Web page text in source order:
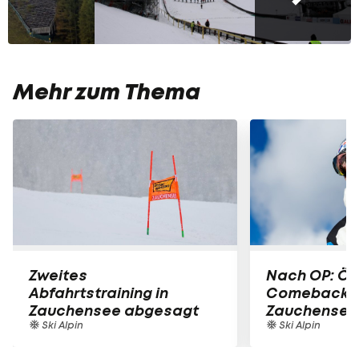
Mehr zum Thema
Zweites
Abfahrtstraining in
Zauchensee abgesagt
Ski Alpin
Nach OP:
Comeback
Zauchensee
Ski Alpin